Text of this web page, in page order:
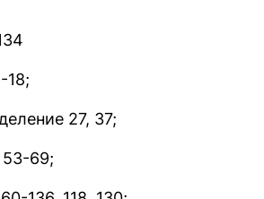
18;
27, 37;
69;